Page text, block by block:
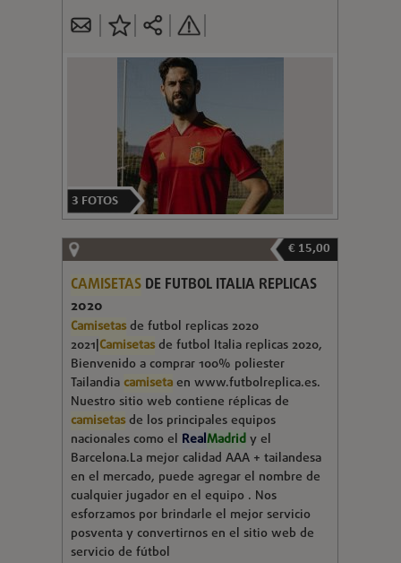
3 FOTOS
€ 15,00
CAMISETASDE FUTBOL ITALIA REPLICAS
2020
Camisetasde futbol replicas 2020
2021|Camisetasde futbol Italia replicas 2020,
Bienvenido a comprar 100% poliester
Tailandiacamisetaen www.futbolreplica.es.
Nuestro sitio web contiene réplicas de
camisetasde los principales equipos
nacionales como el RealMadridy el
Barcelona.La mejor calidad AAA + tailandesa
en el mercado, puede agregar el nombre de
cualquier jugador en el equipo . Nos
esforzamos por brindarle el mejor servicio
posventa y convertirnos en el sitio web de
servicio de fútbol